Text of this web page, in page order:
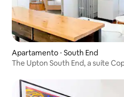
Apartamento ⋅ South End
The Upton South End, a suíte